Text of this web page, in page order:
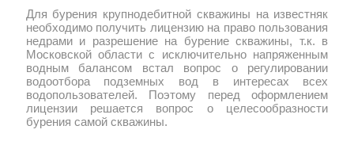
Для бурения крупнодебитной скважины на известняк
необходимо получить лицензию на право пользования
недрами и разрешение на бурение скважины, т.к. в
Московской области с исключительно напряженным
водным балансом встал вопрос о регулировании
водоотбора подземных вод в интересах всех
водопользователей. Поэтому перед оформлением
лицензии решается вопрос о целесообразности
бурения самой скважины.